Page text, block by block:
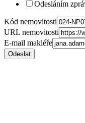
Odesláním
Kód nemovitosti
URL nemovitosti
E-mail makléře
Odeslat